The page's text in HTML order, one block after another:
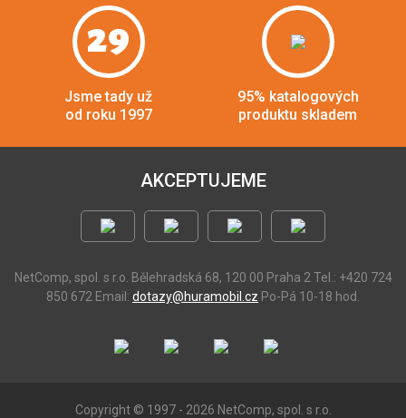
29
Jsme tady už
od roku 1997
95% katalogových
produktu skladem
AKCEPTUJEME
NetComp, spol. s r.o. Bělehradská 68, 120 00 Praha 2 Tel.: +420 724
850 672 Email: dotazy@huramobil.cz Po-Pá 10-18 hod.
Copyright © 1997 - 2026 NetComp, spol. s r.o.